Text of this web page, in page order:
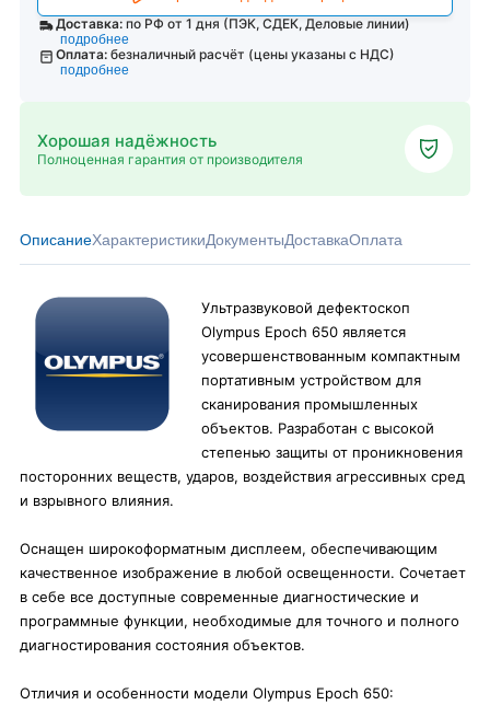
Доставка: по РФ от 1 дня (ПЭК, СДЕК, Деловые линии)
подробнее
Оплата: безналичный расчёт (цены указаны с НДС)
подробнее
Хорошая надёжность
Полноценная гарантия от производителя
ОписаниеХарактеристикиДокументыДоставкаОплата
Ультразвуковой дефектоскоп
Olympus Epoch 650 является
усовершенствованным компактным
портативным устройством для
сканирования промышленных
объектов. Разработан с высокой
степенью защиты от проникновения
посторонних веществ, ударов, воздействия агрессивных сред
и взрывного влияния.
Оснащен широкоформатным дисплеем, обеспечивающим
качественное изображение в любой освещенности. Сочетает
в себе все доступные современные диагностические и
программные функции, необходимые для точного и полного
диагностирования состояния объектов.
Отличия и особенности модели Olympus Epoch 650: